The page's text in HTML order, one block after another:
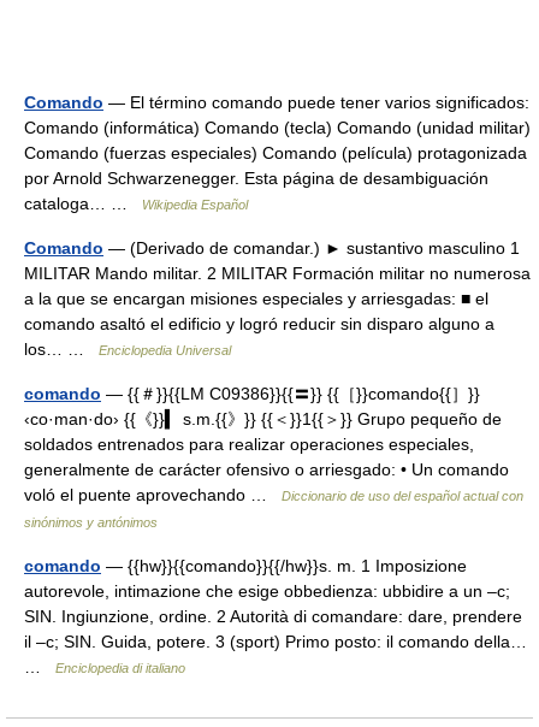
Comando — El término comando puede tener varios significados:
Comando (informática) Comando (tecla) Comando (unidad militar)
Comando (fuerzas especiales) Comando (película) protagonizada
por Arnold Schwarzenegger. Esta página de desambiguación
cataloga… …
Wikipedia Español
Comando — (Derivado de comandar.) ► sustantivo masculino 1
MILITAR Mando militar. 2 MILITAR Formación militar no numerosa
a la que se encargan misiones especiales y arriesgadas: ■ el
comando asaltó el edificio y logró reducir sin disparo alguno a
los… …
Enciclopedia Universal
comando — {{＃}}{{LM C09386}}{{〓}} {{［}}comando{{］}}
‹co·man·do› {{《}}▍ s.m.{{》}} {{＜}}1{{＞}} Grupo pequeño de
soldados entrenados para realizar operaciones especiales,
generalmente de carácter ofensivo o arriesgado: • Un comando
voló el puente aprovechando …
Diccionario de uso del español actual con
sinónimos y antónimos
comando — {{hw}}{{comando}}{{/hw}}s. m. 1 Imposizione
autorevole, intimazione che esige obbedienza: ubbidire a un –c;
SIN. Ingiunzione, ordine. 2 Autorità di comandare: dare, prendere
il –c; SIN. Guida, potere. 3 (sport) Primo posto: il comando della…
Enciclopedia di italiano